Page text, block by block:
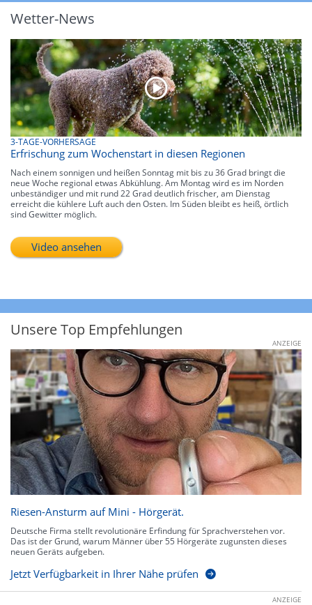
Wetter-News
3-TAGE-VORHERSAGE
Erfrischung zum Wochenstart in diesen Regionen
Nach einem sonnigen und heißen Sonntag mit bis zu 36 Grad bringt die
neue Woche regional etwas Abkühlung. Am Montag wird es im Norden
unbeständiger und mit rund 22 Grad deutlich frischer, am Dienstag
erreicht die kühlere Luft auch den Osten. Im Süden bleibt es heiß, örtlich
sind Gewitter möglich.
Video ansehen
Unsere Top Empfehlungen
ANZEIGE
Riesen-Ansturm auf Mini - Hörgerät.
Deutsche Firma stellt revolutionäre Erfindung für Sprachverstehen vor.
Das ist der Grund, warum Männer über 55 Hörgeräte zugunsten dieses
neuen Geräts aufgeben.
Jetzt Verfügbarkeit in Ihrer Nähe prüfen
ANZEIGE